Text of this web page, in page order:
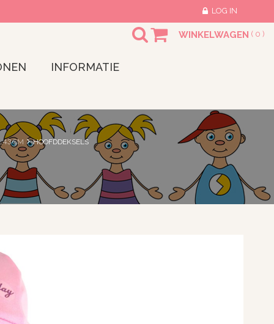
LOG IN
INFORMATIE
WINKELWAGEN ( 0 )
43CM HOOFDDEKSELS